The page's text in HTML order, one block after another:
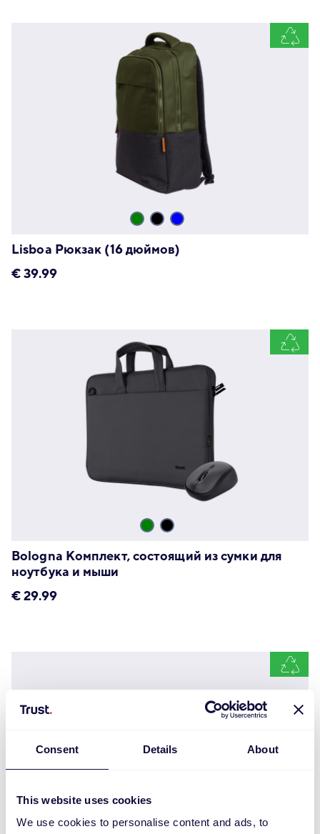
Consent Details About
This website uses cookies
We use cookies to personalise content and ads, to
Lisboa Рюкзак (16 дюймов)
€39.99
Bologna Комплект, состоящий из сумки для
ноутбука и мыши
€29.99